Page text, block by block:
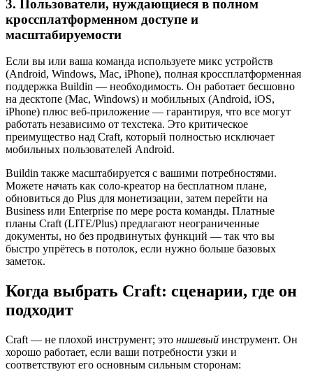
3. Пользователи, нуждающиеся в полном
кроссплатформенном доступе и
масштабируемости
Если вы или ваша команда используете микс устройств
(Android, Windows, Mac, iPhone), полная кроссплатформенная
поддержка Buildin — необходимость. Он работает бесшовно
на десктопе (Mac, Windows) и мобильных (Android, iOS,
iPhone) плюс веб-приложение — гарантируя, что все могут
работать независимо от техстека. Это критическое
преимущество над Craft, который полностью исключает
мобильных пользователей Android.
Buildin также масштабируется с вашими потребностями.
Можете начать как соло-креатор на бесплатном плане,
обновиться до Plus для монетизации, затем перейти на
Business или Enterprise по мере роста команды. Платные
планы Craft (LITE/Plus) предлагают неограниченные
документы, но без продвинутых функций — так что вы
быстро упрётесь в потолок, если нужно больше базовых
заметок.
Когда выбрать Craft: сценарии, где он
подходит
Craft — не плохой инструмент; это нишевый инструмент. Он
хорошо работает, если ваши потребности узки и
соответствуют его основным сильным сторонам: